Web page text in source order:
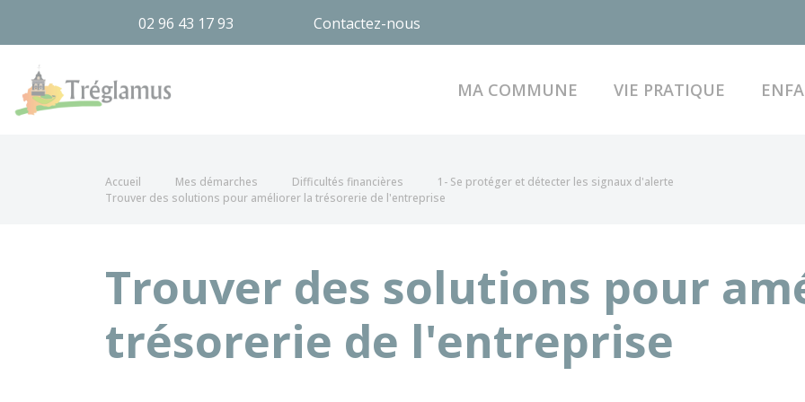
02 96 43 17 93 Contactez-nous
MA COMMUNE VIE PRATIQUE
Accueil Mes démarches Difficultés financières
1- Se protéger et détecter les signaux d'alerte
Trouver des solutions pour améliorer la trésorerie de l'entreprise
Trouver des solutions pour
trésorerie de l'entreprise